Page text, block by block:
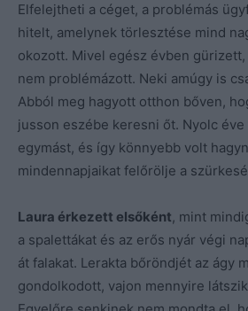
Elfelejtheti a céget, a problémás
hitelt, amelynek törlesztése mind
okozott. Mivel egész évben
nem problémázott. Neki amúgy is
Abból meg hagyott otthon bőven,
jusson eszébe keresni őt. Nyolc
egymást, és így könnyebb volt
mindennapjaikat felőrölje a
Laura érkezett elsőként, mint
a spalettákat és az erős nyár végi
át falakat. Lerakta bőröndjét az ágy
gondolkodott, vajon mennyire